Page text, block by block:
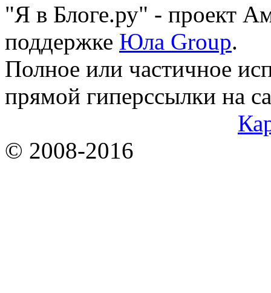
"Я в Блоге.ру" - проект
поддержке Юла Group.
Полное или частичное
прямой гиперссылки на
© 2008-2016